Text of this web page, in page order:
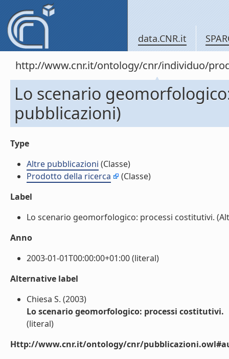
data.CNR.it
http://www.cnr.it/ontology/cnr/individuo/
Lo scenario
pubblicazioni)
Type
Altre pubblicazioni (Classe)
Prodotto della ricerca
(Classe)
Label
Lo scenario geomorfologico: processi costitutivi.
Anno
2003-01-01T00:00:00+01:00 (literal)
Alternative label
Chiesa S. (2003)
Lo scenario geomorfologico: processi costitutivi.
(literal)
Http://www.cnr.it/ontology/cnr/